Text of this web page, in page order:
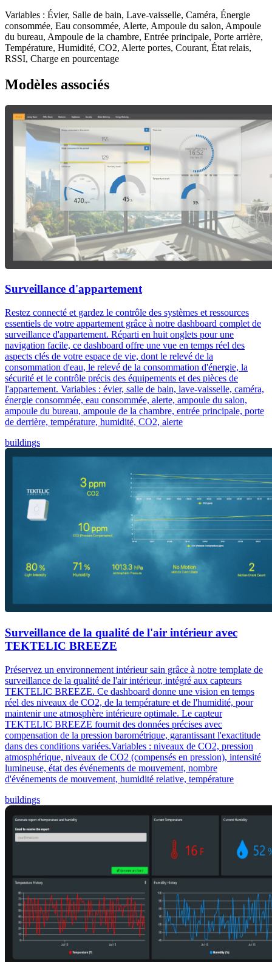
Variables : Évier, Salle de bain, Lave-vaisselle, Caméra, Énergie
consommée, Eau consommée, Alerte, Ampoule du salon, Ampoule
du bureau, Ampoule de la chambre, Entrée principale, Porte arrière,
Température, Humidité, CO2, Alerte portes, Courant, État relais,
RSSI, Charge en pourcentage
Modèles associés
Surveillance d'appartement
Restez connecté et gardez le contrôle des systèmes et ressources
essentiels de votre appartement grâce à notre dashboard complet de
surveillance d'appartement. Réparti en huit onglets pour une
navigation facile, ce dashboard offre une vue en temps réel des
aspects clés de votre espace de vie, dont le relevé de la
consommation d'eau, le relevé de la consommation d'énergie, la
sécurité et le contrôle précis des équipements et des pièces de
l'appartement. Variables : évier, salle de bain, lave-vaisselle, caméra,
énergie consommée, eau consommée, alerte, ampoule du salon,
ampoule du bureau, ampoule de la chambre, entrée principale, porte
de derrière, température, humidité, CO2, alerte
buildings
Surveillance de la qualité de l'air intérieur avec
TEKTELIC BREEZE
Préservez un environnement intérieur sain grâce à notre template de
surveillance de la qualité de l'air intérieur, intégré aux capteurs
TEKTELIC BREEZE. Ce dashboard donne une vision en temps
réel des niveaux de CO2, de la température et de l'humidité, pour
maintenir une atmosphère intérieure optimale. Le capteur
TEKTELIC BREEZE fournit des données précises avec
compensation de la pression barométrique, garantissant l'exactitude
dans des conditions variées.Variables : niveaux de CO2, pression
atmosphérique, niveaux de CO2 (compensés en pression), intensité
lumineuse, état des événements de mouvement, nombre
d'événements de mouvement, humidité relative, température
buildings